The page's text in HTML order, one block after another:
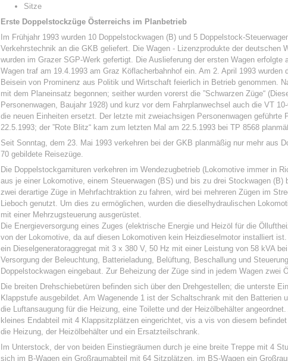
Sitze
Erste Doppelstockzüge Österreichs im Planbetrieb
Im Frühjahr 1993 wurden 10 Doppelstockwagen (B) und 5 Doppelstock-
Verkehrstechnik an die GKB geliefert. Die Wagen - Lizenzprodukte der deutschen
wurden im Grazer SGP-Werk gefertigt. Die Auslieferung der ersten Wagen erfolgte
Wagen traf am 19.4.1993 am Graz Köflacherbahnhof ein. Am 2. April 1993 wurden
Beisein von Prominenz aus Politik und Wirtschaft feierlich in Betrieb genommen.
mit dem Planeinsatz begonnen; seither wurden vorerst die ”Schwarzen Züge“
Personenwagen, Baujahr 1928) und kurz vor dem Fahrplanwechsel auch die VT
die neuen Einheiten ersetzt. Der letzte mit zweiachsigen Personenwagen geführte
22.5.1993; der ”Rote Blitz“ kam zum letzten Mal am 22.5.1993 bei TP 8568
Seit Sonntag, dem 23. Mai 1993 verkehren bei der GKB planmäßig nur mehr aus
70 gebildete Reisezüge.
Die Doppelstockgarnituren verkehren im Wendezugbetrieb (Lokomotive immer in
aus je einer Lokomotive, einem Steuerwagen (BS) und bis zu drei Stockwagen (B)
zwei derartige Züge in Mehrfachtraktion zu fahren, wird bei mehreren Zügen im
Lieboch genutzt. Um dies zu ermöglichen, wurden die dieselhydraulischen
mit einer Mehrzugsteuerung ausgerüstet.
Die Energieversorgung eines Zuges (elektrische Energie und Heizöl für die
von der Lokomotive, da auf diesen Lokomotiven kein Heizdieselmotor installiert
ein Dieselgeneratoraggregat mit 3 x 380 V, 50 Hz mit einer Leistung von 58 kVA
Versorgung der Beleuchtung, Batterieladung, Belüftung, Beschallung und
Doppelstockwagen eingebaut. Zur Beheizung der Züge sind in jedem Wagen zwei
Die breiten Drehschiebetüren befinden sich über den Drehgestellen; die unterste
Klappstufe ausgebildet. Am Wagenende 1 ist der Schaltschrank mit den Batterien
die Luftansaugung für die Heizung, eine Toilette und der Heizölbehälter
kleines Endabteil mit 4 Klappsitzplätzen eingerichtet, vis a vis von diesem
die Heizung, der Heizölbehälter und ein Ersatzteilschrank.
Im Unterstock, der von beiden Einstiegräumen durch je eine breite Treppe mit 4
sich im B-Wagen ein Großraumabteil mit 64 Sitzplätzen, im BS-Wagen ein